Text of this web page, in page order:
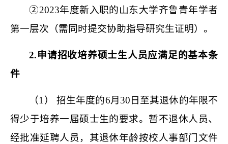
②2023年度新入职的山东大学齐鲁青年学者
第一层次（需同时提交协助指导研究生证明）。
2.申请招收培养硕士生人员应满足的基本条
件
（1）
招生年度的6月30日至其退休的年限不
得少于培养一届硕士生的要求。暂不退休人员、
经批准延聘人员，其退休年龄按校人事部门 文件